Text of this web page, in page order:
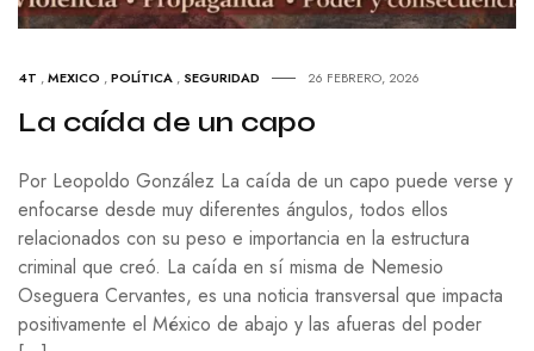
4T ,MEXICO ,POLÍTICA , SEGURIDAD 26 FEBRERO, 2026
La caída de un capo
Por Leopoldo González La caída de un capo puede verse y
enfocarse desde muy diferentes ángulos, todos ellos
relacionados con su peso e importancia en la estructura
criminal que creó. La caída en sí misma de Nemesio
Oseguera Cervantes, es una noticia transversal que impacta
positivamente el México de abajo y las afueras del poder